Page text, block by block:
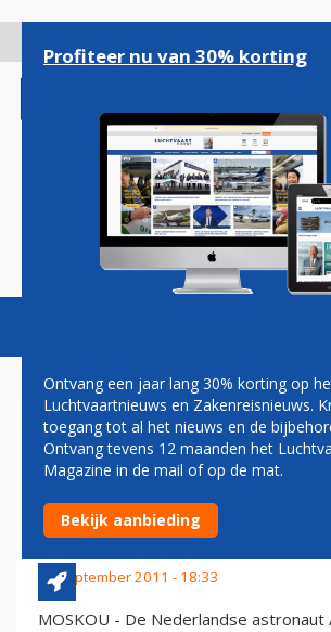
gaan
Magazine Podcasts
LANCERING
ANDRÉ KUIPERS OP 20
DECEMBER
13 september 2011 - 18:33
MOSKOU - De Nederlandse astronaut
Profiteer nu van 30% korting
Ontvang een jaar lang 30% korting op
Luchtvaartnieuws en Zakenreisnieuws.
toegang tot al het nieuws en de
Ontvang tevens 12 maanden het
Magazine in de mail of op de mat.
Bekijk aanbieding